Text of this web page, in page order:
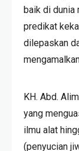
baik di dunia
predikat
dilepaskan
KH. Abd.
yang
ilmu alat
(penyucian